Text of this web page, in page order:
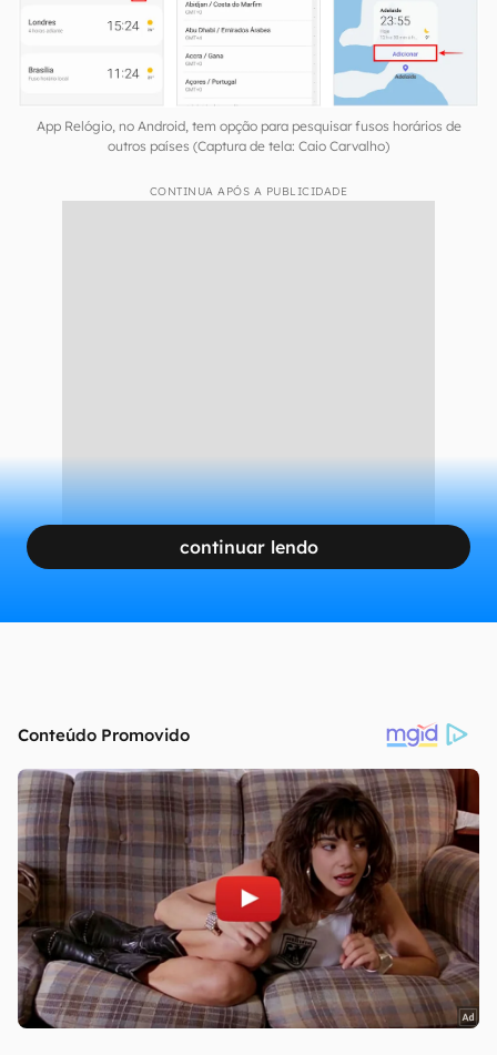
App Relógio, no Android, tem opção para pesquisar fusos horários de
outros países (Captura de tela: Caio Carvalho)
CONTINUA APÓS A PUBLICIDADE
continuar lendo